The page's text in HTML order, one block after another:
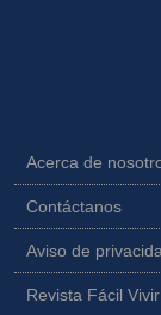
Acerca de
Contáctanos
Aviso de
Revista Fácil Vivir